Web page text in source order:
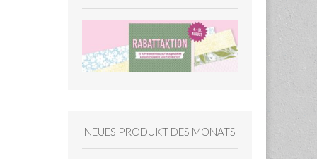
NEUES PRODUKT DES MONATS